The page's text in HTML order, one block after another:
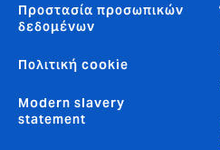
Προστασία προσωπικών
δεδομένων
Πολιτική cookie
Modern slavery
statement